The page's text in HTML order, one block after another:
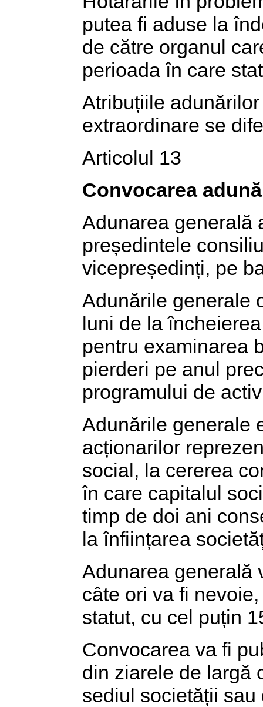
putea fi aduse la
de către organul
perioada în care
Atribuțiile
extraordinare se
Articolul 13
Convocarea
Adunarea generală
președintele
vicepreședinți, pe
Adunările generale
luni de la
pentru examinarea
pierderi pe anul
programului de
Adunările generale
acționarilor
social, la cererea
în care capitalul
timp de doi ani
la înființarea
Adunarea generală
câte ori va fi
statut, cu cel puțin
Convocarea va fi
din ziarele de largă
sediul societății